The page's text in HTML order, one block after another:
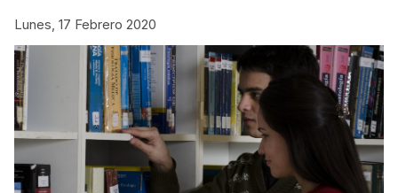
LA
UNIVERSIDAD
NACIONAL DE
Lunes, 17 Febrero 2020